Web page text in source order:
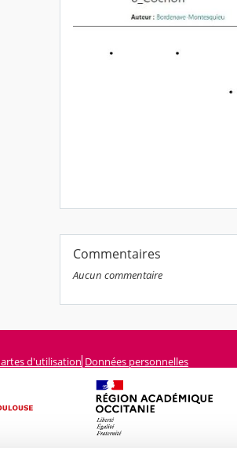
Commentaires
Aucun commentaire
d'utilisation Données personnelles